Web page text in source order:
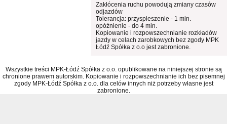
Zakłócenia ruchu powodują zmiany czasów
odjazdów
Tolerancja: przyspieszenie - 1 min.
opóźnienie - do 4 min.
Kopiowanie i rozpowszechnianie rozkładów
jazdy w celach zarobkowych bez zgody MPK
Łódź Spółka z o.o jest zabronione.
Wszystkie treści MPK-Łódź Spółka z o.o. opublikowane na niniejszej stronie są
chronione prawem autorskim. Kopiowanie i rozpowszechnianie ich bez pisemnej
zgody MPK-Łódź Spółka z o.o. dla celów innych niż potrzeby własne jest
zabronione.